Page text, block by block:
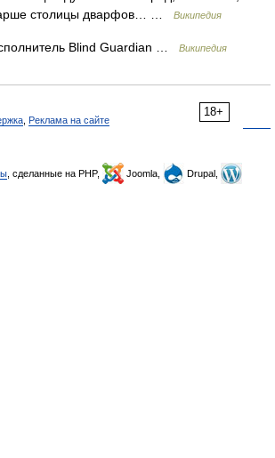
столицы дварфов… …
Википедия
Blind Guardian … Википедия
18+
Реклама на сайте
, сделанные на PHP, Joomla,
Drupal,